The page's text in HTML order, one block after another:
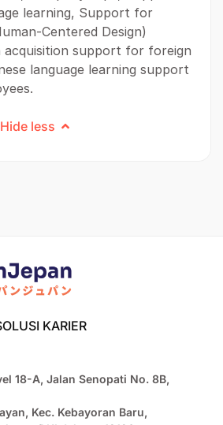
learning, Support for
Centered Design)
acquisition support for foreign
language learning support
Hide less
KARIER
18-A, Jalan Senopati No. 8B,
Kec. Kebayoran Baru,